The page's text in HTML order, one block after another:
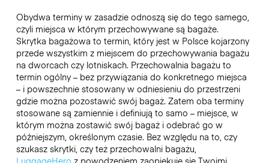
Obydwa terminy w zasadzie odnoszą się do tego samego,
czyli miejsca w którym przechowywane są bagaże.
Skrytka bagażowa to termin, który jest w Polsce kojarzony
przede wszystkim z miejscem do przechowywania bagażu
na dworcach czy lotniskach. Przechowalnia bagażu to
termin ogólny – bez przywiązania do konkretnego miejsca
– i powszechnie stosowany w odniesieniu do przestrzeni
gdzie można pozostawić swój bagaż. Zatem oba terminy
stosowane są zamiennie i definiują to samo – miejsce, w
którym można zostawić swój bagaż i odebrać go w
późniejszym, określonym czasie. Bez względu na to, czy
szukasz skrytki, czy też przechowalni bagażu,